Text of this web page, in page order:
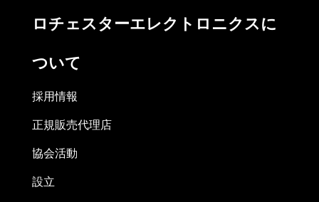
ロチェスターエレクトロニクスに
ついて
採用情報
正規販売代理店
協会活動
設立